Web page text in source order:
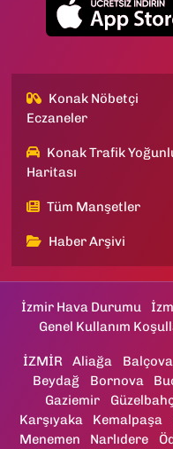
Konak Nöbetçi
Eczaneler
Konak Trafik
Haritası
Tüm Manşetler
Haber Arşivi
İzmir Hava Durumu
Genel Kullanım
İZMİR Aliağa Balçova
Beydağ
Bornova
Gaziemir
Karşıyaka
Kemalpaşa
Menemen
Narlıdere